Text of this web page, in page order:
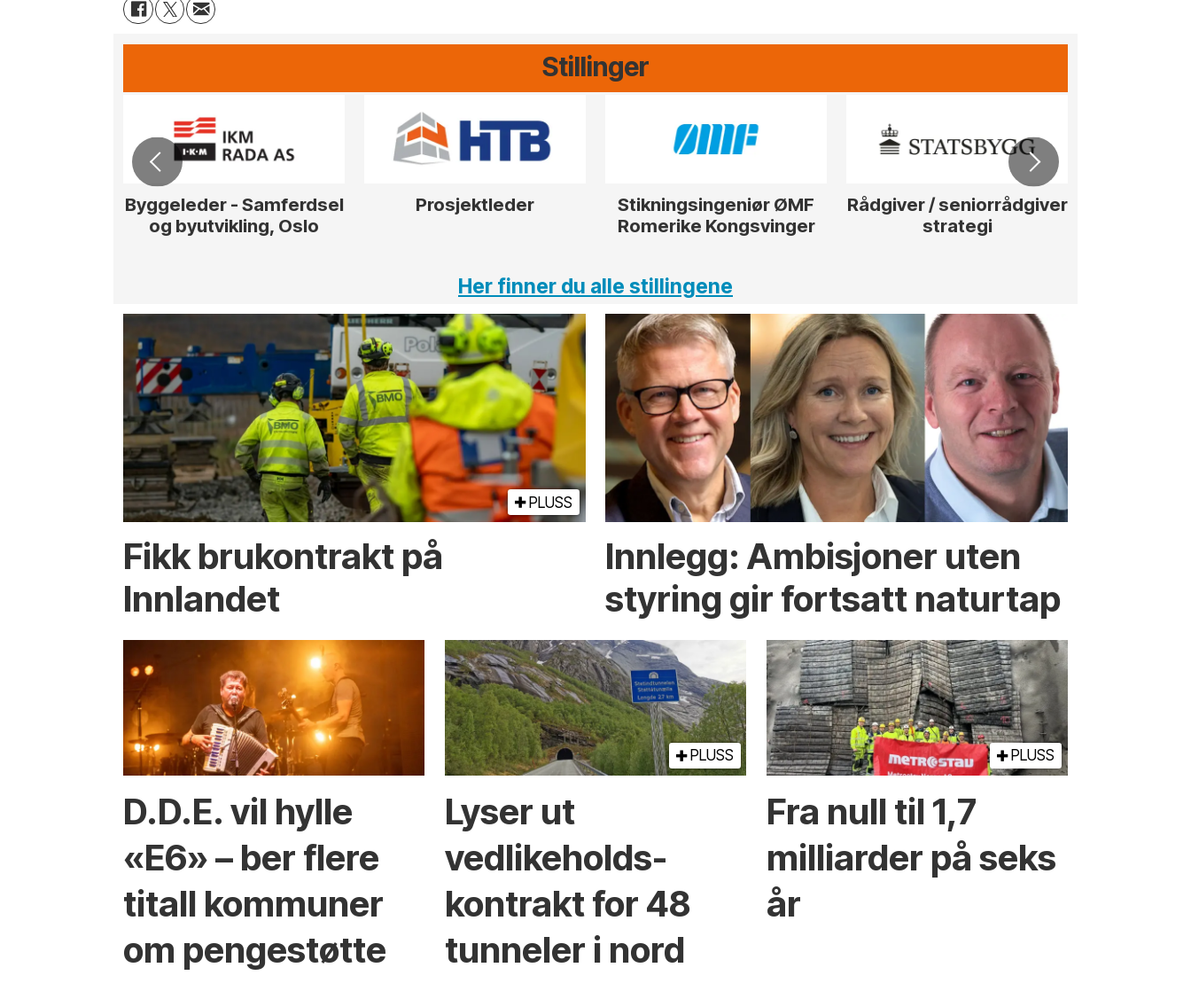
Stillinger
Byggeleder - Samferdsel
og byutvikling, Oslo
Prosjektleder
Stikningsingeniør ØMF
Romerike Kongsvinger
Rådgiver / seniorrådgiver
strategi
Her finner du alle stillingene
PLUSS
Fikk brukontrakt på
Innlandet
Innlegg: Ambisjoner uten
styring gir fortsatt naturtap
D.D.E. vil hylle
«E6» – ber flere
titall kommuner
om pengestøtte
PLUSS
Lyser ut
vedlikeholds­
kontrakt for 48
tunneler i nord
PLUSS
Fra null til 1,7
milliarder på seks
år